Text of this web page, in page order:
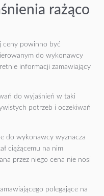
rażąco
ceny powinno być
do wykonawcy
informacji zamawiający
do wyjaśnień w taki
potrzeb i oczekiwań
do wykonawcy wyznacza
ciążącemu na nim
przez niego cena nie nosi
polegające na